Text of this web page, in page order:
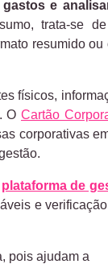
e
trata-se
resumido ou
físicos,
O Cartão
corporativas
plataforma de
e
pois ajudam a